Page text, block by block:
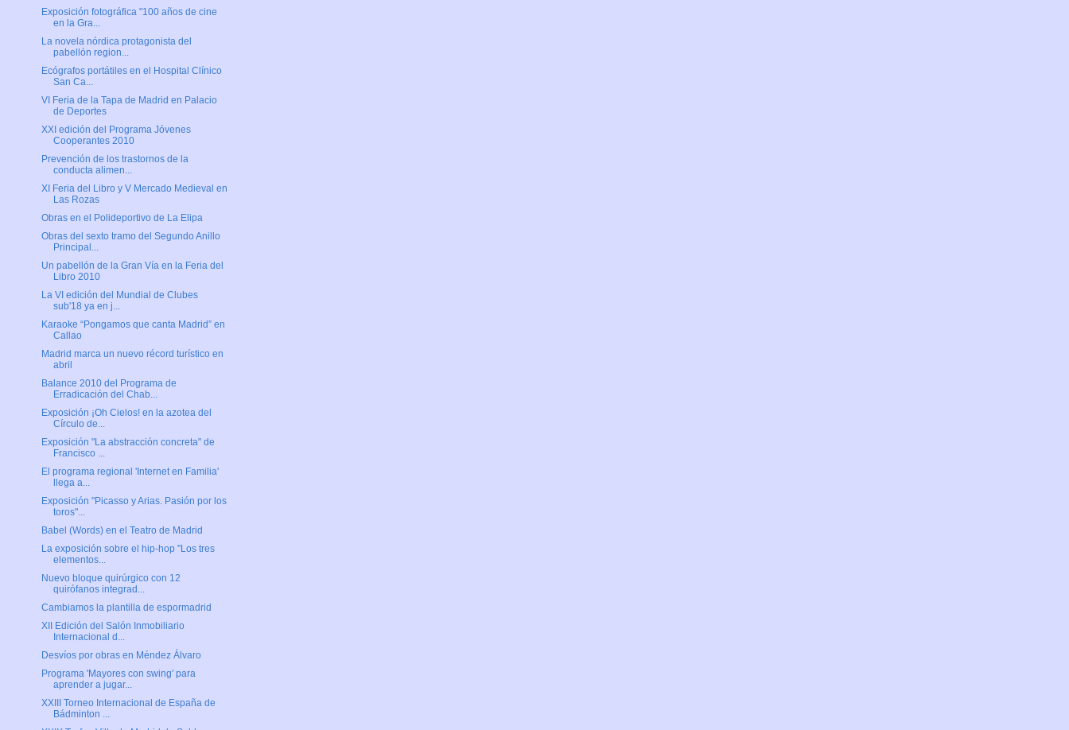
Exposición fotográfica "100 años de cine
en la Gra...
La novela nórdica protagonista del
pabellón region...
Ecógrafos portátiles en el Hospital Clínico
San Ca...
VI Feria de la Tapa de Madrid en Palacio
de Deportes
XXI edición del Programa Jóvenes
Cooperantes 2010
Prevención de los trastornos de la
conducta alimen...
XI Feria del Libro y V Mercado Medieval en
Las Rozas
Obras en el Polideportivo de La Elipa
Obras del sexto tramo del Segundo Anillo
Principal...
Un pabellón de la Gran Vía en la Feria del
Libro 2010
La VI edición del Mundial de Clubes
sub'18 ya en j...
Karaoke “Pongamos que canta Madrid” en
Callao
Madrid marca un nuevo récord turístico en
abril
Balance 2010 del Programa de
Erradicación del Chab...
Exposición ¡Oh Cielos! en la azotea del
Círculo de...
Exposición "La abstracción concreta" de
Francisco ...
El programa regional 'Internet en Familia'
llega a...
Exposición "Picasso y Arias. Pasión por los
toros"...
Babel (Words) en el Teatro de Madrid
La exposición sobre el hip-hop "Los tres
elementos...
Nuevo bloque quirúrgico con 12
quirófanos integrad...
Cambiamos la plantilla de espormadrid
XII Edición del Salón Inmobiliario
Internacional d...
Desvíos por obras en Méndez Álvaro
Programa 'Mayores con swing' para
aprender a jugar...
XXIII Torneo Internacional de España de
Bádminton ...